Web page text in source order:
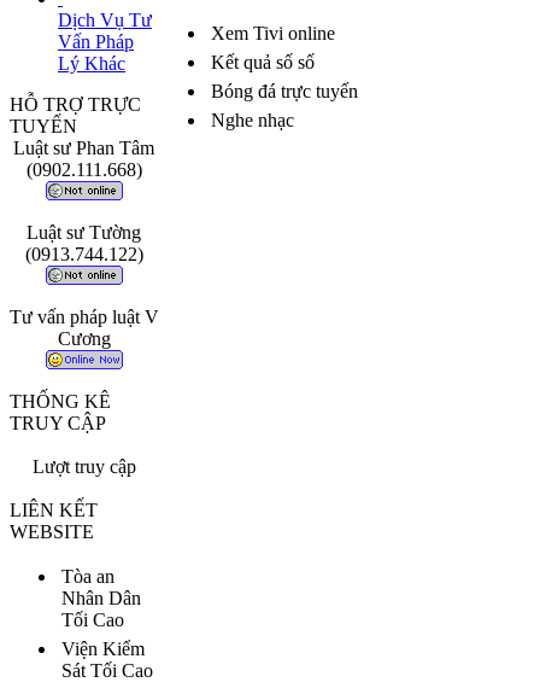
Dịch Vụ Tư
Vấn Pháp
Lý Khác
HỖ TRỢ TRỰC
TUYẾN
Luật sư Phan Tâm
(0902.111.668)
Luật sư Tường
(0913.744.122)
Tư vấn pháp luật V
Cương
THỐNG KÊ
TRUY CẬP
Lượt truy cập
LIÊN KẾT
WEBSITE
Tòa an
Nhân Dân
Tối Cao
Viện Kiểm
Sát Tối Cao
Xem Tivi online
Kết quả số số
Bóng đá trực tuyến
Nghe nhạc